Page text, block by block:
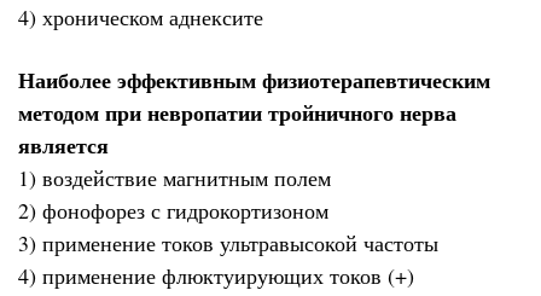
4) хроническом аднексите
Наиболее эффективным физиотерапевтическим
методом при невропатии тройничного нерва
является
1) воздействие магнитным полем
2) фонофорез с гидрокортизоном
3) применение токов ультравысокой частоты
4) применение флюктуирующих токов (+)